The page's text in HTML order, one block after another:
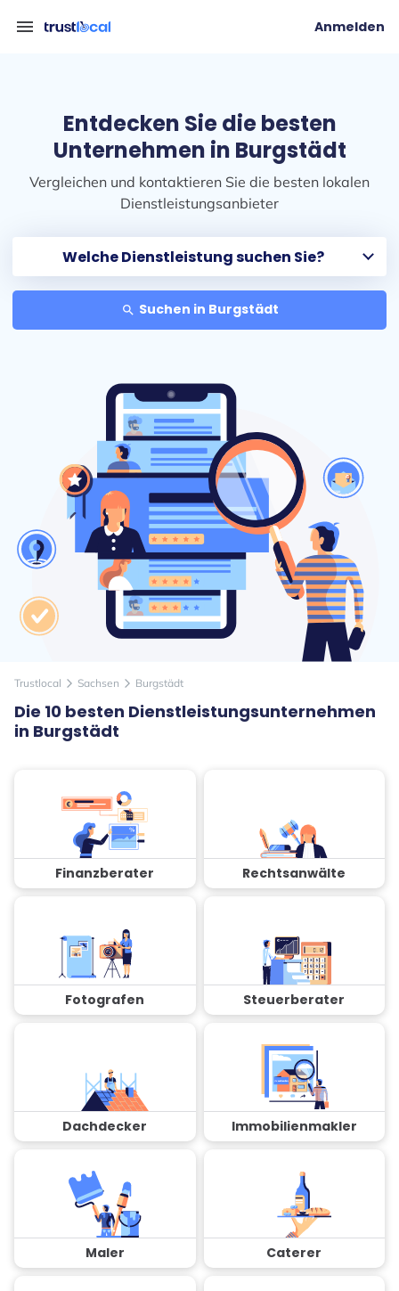
menu Anmelden
Entdecken Sie die besten
Unternehmen in Burgstädt
Vergleichen und kontaktieren Sie die besten lokalen
Dienstleistungsanbieter
search Suchen in Burgstädt
Trustlocal arrow_forward_ios Sachsen arrow_forward_ios Burgstädt
Die 10 besten Dienstleistungsunternehmen
in Burgstädt
Finanzberater Rechtsanwälte
Fotografen Steuerberater
Dachdecker Immobilienmakler
Maler Caterer